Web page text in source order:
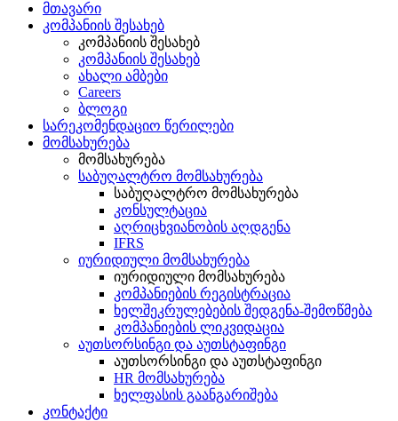
მთავარი
კომპანიის შესახებ
კომპანიის შესახებ
კომპანიის შესახებ
ახალი ამბები
Careers
ბლოგი
სარეკომენდაციო წერილები
მომსახურება
მომსახურება
საბუღალტრო მომსახურება
საბუღალტრო მომსახურება
კონსულტაცია
აღრიცხვიანობის აღდგენა
IFRS
იურიდიული მომსახურება
იურიდიული მომსახურება
კომპანიების რეგისტრაცია
ხელშეკრულებების შედგენა-შემოწმება
კომპანიების ლიკვიდაცია
აუთსორსინგი და აუთსტაფინგი
აუთსორსინგი და აუთსტაფინგი
HR მომსახურება
ხელფასის გაანგარიშება
კონტაქტი